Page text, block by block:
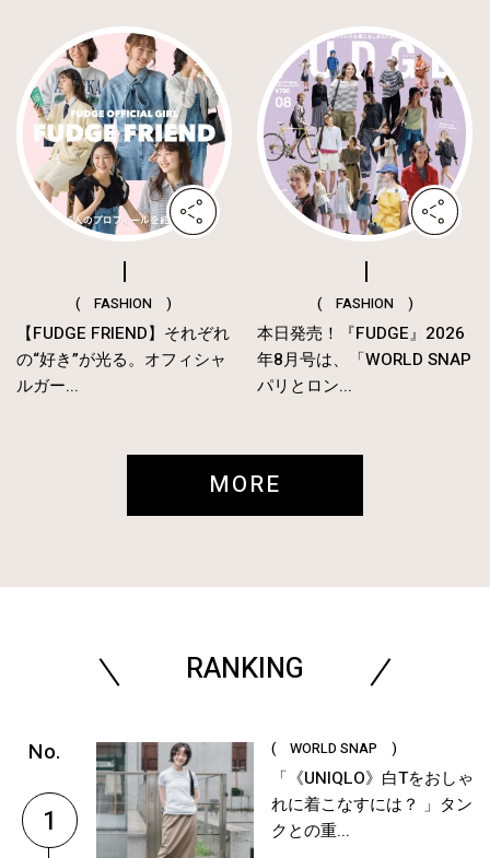
( FASHION )
【FUDGE FRIEND】それぞれ
の“好き”が光る。オフィシャ
ルガー...
( FASHION )
本日発売！『FUDGE』2026
年8月号は、「WORLD SNAP
パリとロン...
MORE
RANKING
1
( WORLD SNAP )
「《UNIQLO》白Tをおしゃ
れに着こなすには？ 」タン
クとの重...